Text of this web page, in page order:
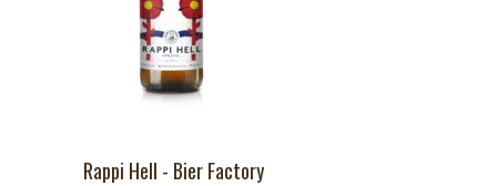
Rappi Hell - Bier Factory